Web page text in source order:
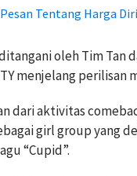
Tentang Harga Diri
oleh Tim Tan
menjelang perilisan
dari aktivitas
girl group yang
“Cupid”.